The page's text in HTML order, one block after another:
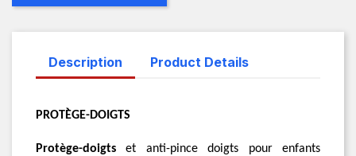
Description Product Details
PROTÈGE-DOIGTS
Protège-doigts et anti-pince doigts pour enfants